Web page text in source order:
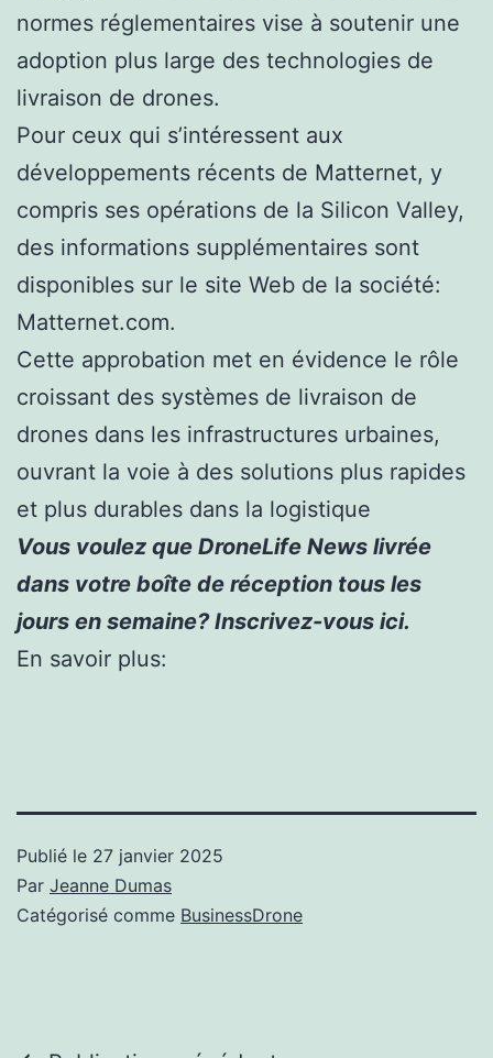
normes réglementaires vise à soutenir une
adoption plus large des technologies de
livraison de drones.
Pour ceux qui s’intéressent aux
développements récents de Matternet, y
compris ses opérations de la Silicon Valley,
des informations supplémentaires sont
disponibles sur le site Web de la société:
Matternet.com.
Cette approbation met en évidence le rôle
croissant des systèmes de livraison de
drones dans les infrastructures urbaines,
ouvrant la voie à des solutions plus rapides
et plus durables dans la logistique
Vous voulez que DroneLife News livrée
dans votre boîte de réception tous les
jours en semaine? Inscrivez-vous ici.
En savoir plus:
Publié le 27 janvier 2025
Par Jeanne Dumas
Catégorisé comme BusinessDrone